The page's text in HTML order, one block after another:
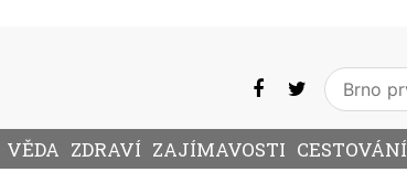
VĚDA ZDRAVÍ ZAJÍMAVOSTI CESTOVÁNÍ